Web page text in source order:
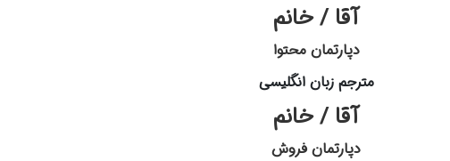
آقا /خانم
دپارتمان محتوا
مترجم زبان انگلیسی
آقا /خانم
دپارتمان فروش